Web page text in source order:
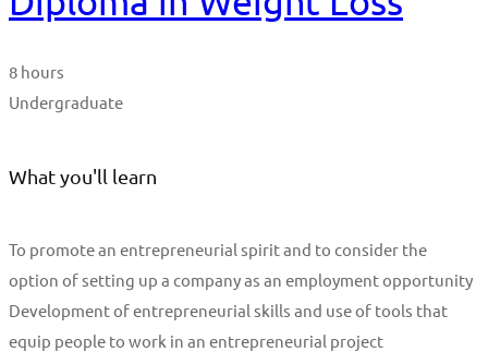
8 hours
Undergraduate
What you'll learn
To promote an entrepreneurial spirit and to consider the
option of setting up a company as an employment opportunity
Development of entrepreneurial skills and use of tools that
equip people to work in an entrepreneurial project